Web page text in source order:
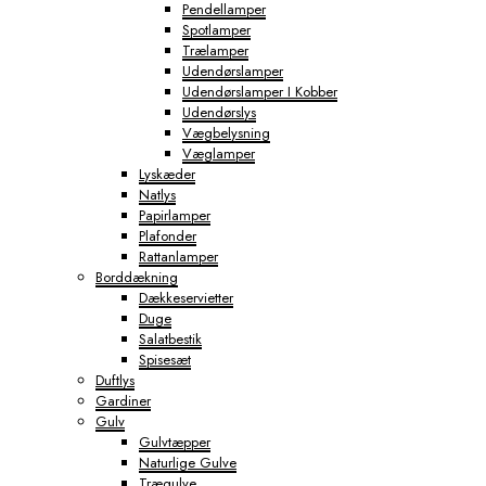
Pendellamper
Spotlamper
Trælamper
Udendørslamper
Udendørslamper I Kobber
Udendørslys
Vægbelysning
Væglamper
Lyskæder
Natlys
Papirlamper
Plafonder
Rattanlamper
Borddækning
Dækkeservietter
Duge
Salatbestik
Spisesæt
Duftlys
Gardiner
Gulv
Gulvtæpper
Naturlige Gulve